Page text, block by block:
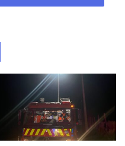
en nutrientes que
de materia orgánica,
el acceso a una
costos de producción,
por la escasez
de la Agrupación de